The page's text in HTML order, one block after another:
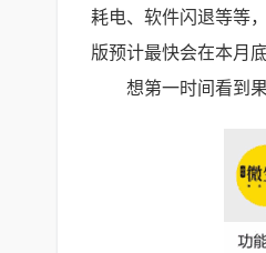
耗电、软件闪退等等
版预计最快会在本月底
想第一时间看到